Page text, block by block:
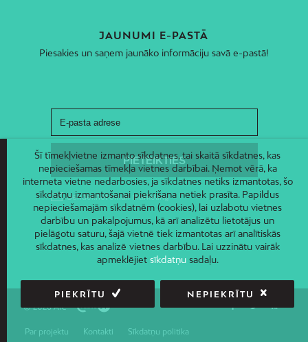
JAUNUMI E-PASTĀ
Piesakies un saņem jaunāko informāciju savā e-pastā!
© 2026 AIC
Par projektu Kontakti Sīkdatņu politika
Šī tīmekļvietne izmanto sīkdatnes, tai skaitā sīkdatnes, kas
nepieciešamas tīmekļa vietnes darbībai. Ņemot vērā, ka
interneta vietne nedarbosies, ja sīkdatnes netiks izmantotas, šo
sīkdatņu izmantošanai piekrišana netiek prasīta. Papildus
nepieciešamajām sīkdatnēm (cookies), lai uzlabotu vietnes
darbību un pakalpojumus, kā arī analizētu lietotājus un
pielāgotu saturu, šajā vietnē tiek izmantotas arī analītiskās
sīkdatnes, kas analizē vietnes darbību. Lai uzzinātu vairāk
apmeklējiet sīkdatņusadaļu.
PIEKRĪTU NEPIEKRĪTU